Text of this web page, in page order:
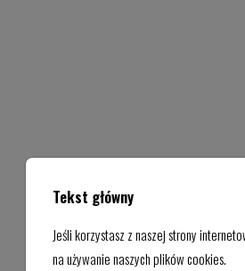
Tekst główny
Jeśli korzystasz z naszej strony
na używanie naszych plików cookies.